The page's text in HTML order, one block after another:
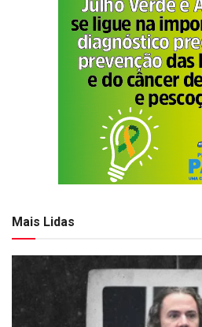
Mais Lidas